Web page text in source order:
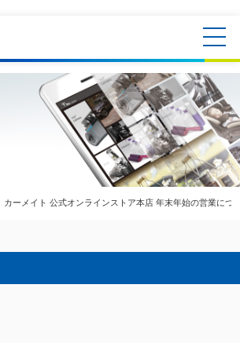
カーメイト 公式オンラインストア本店 年末年始の営業につ